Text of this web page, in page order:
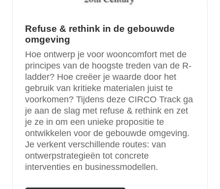
Refuse & rethink in de gebouwde
omgeving
Hoe ontwerp je voor wooncomfort met de
principes van de hoogste treden van de R-
ladder? Hoe creëer je waarde door het
gebruik van kritieke materialen juist te
voorkomen? Tijdens deze CIRCO Track ga
je aan de slag met refuse & rethink en zet
je ze in om een unieke propositie te
ontwikkelen voor de gebouwde omgeving.
Je verkent verschillende routes: van
ontwerpstrategieën tot concrete
interventies en businessmodellen.